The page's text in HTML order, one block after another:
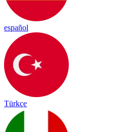
español
Türkçe